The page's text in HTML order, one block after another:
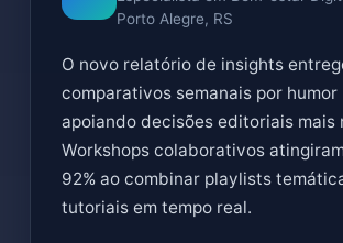
Porto Alegre, RS
O novo relatório de insights
comparativos semanais por humor
apoiando decisões editoriais mais
Workshops colaborativos
92% ao combinar playlists
tutoriais em tempo real.